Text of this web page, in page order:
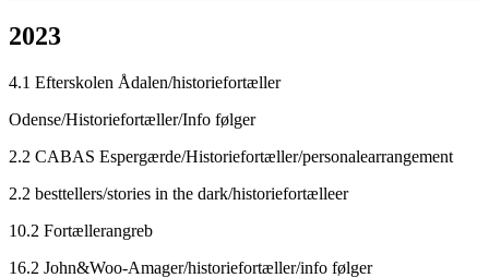
2023
4.1 Efterskolen Ådalen/historiefortæller
Odense/Historiefortæller/Info følger
2.2 CABAS Espergærde/Historiefortæller/personalearrangement
2.2 besttellers/stories in the dark/historiefortælleer
10.2 Fortællerangreb
16.2 John&Woo-Amager/historiefortæller/info følger